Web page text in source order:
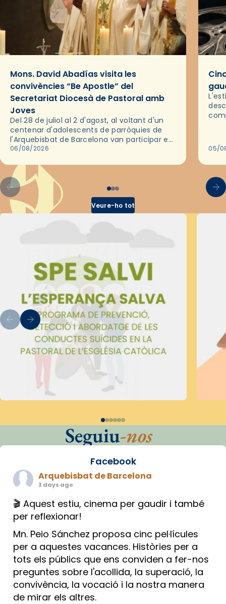
Mons. David Abadías visita les
convivències “Be Apostle” del
Secretariat Diocesà de Pastoral amb
Joves
Del 28 de juliol al 2 d'agost, al voltant d'un
centenar d'adolescents de parròquies de
l'Arquebisbat de Barcelona van participar en
les convivències Be Apostle, organitzades
06/08/2026 05/
Veure-ho tot
Seguiu-nos
Facebook
Arquebisbat de Barcelona
3 days ago
🎬 Aquest estiu, cinema per gaudir i també
per reflexionar!
Mn. Peio Sánchez proposa cinc pel·lícules
per a aquestes vacances. Històries per a
tots els públics que ens conviden a fer-nos
preguntes sobre l'acollida, la superació, la
convivència, la vocació i la nostra manera
de mirar els altres.